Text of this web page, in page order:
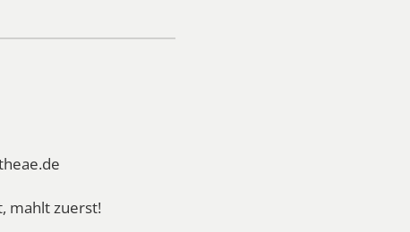
mahlt zuerst!